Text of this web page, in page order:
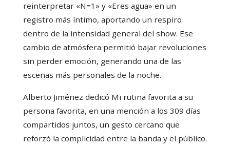
reinterpretar «N=1» y «Eres agua» en un
registro más íntimo, aportando un respiro
dentro de la intensidad general del show. Ese
cambio de atmósfera permitió bajar revoluciones
sin perder emoción, generando una de las
escenas más personales de la noche.
Alberto Jiménez dedicó Mi rutina favorita a su
persona favorita, en una mención a los 309 días
compartidos juntos, un gesto cercano que
reforzó la complicidad entre la banda y el público.